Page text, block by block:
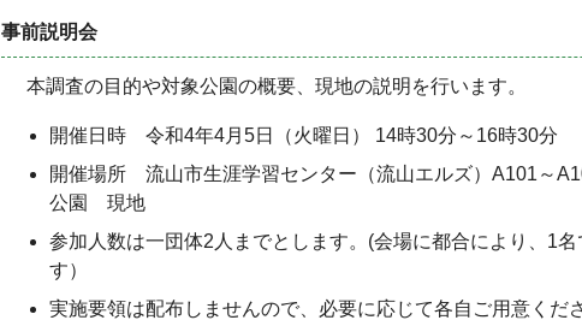
事前説明会
本調査の目的や対象公園の概要、現地の説明を行います。
開催日時 令和4年4月5日（火曜日） 14時30分～16時30分
開催場所 流山市生涯学習センター（流山エルズ）A101～
公園 現地
参加人数は一団体2人までとします。(会場に都合により、1
す）
実施要領は配布しませんので、必要に応じて各自ご用意くだ